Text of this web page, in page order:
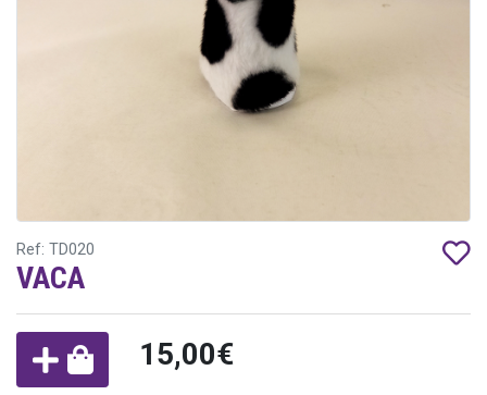
Ref: TD020
VACA
15,00€